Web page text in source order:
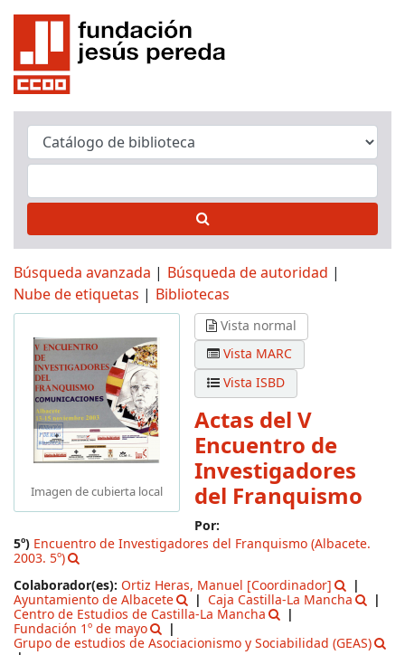
Búsqueda avanzada
Búsqueda de autoridad
Nube de etiquetas
Bibliotecas
Imagen de cubierta local
Vista normal
Vista MARC
Vista ISBD
Actas del V
Encuentro de
Investigadores
del Franquismo
Por:
5º) Encuentro de Investigadores del Franquismo(Albacete.
2003. 5º)
Colaborador(es): Ortiz Heras, Manuel [Coordinador]
Ayuntamiento de Albacete Caja Castilla-La Mancha
Centro de Estudios de Castilla-La Mancha
Fundación 1º de mayo
Grupo de estudios de Asociacionismo y Sociabilidad (GEAS)